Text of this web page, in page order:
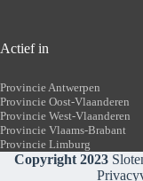
Actief in
Provincie Antwerpen
Provincie Oost-Vlaanderen
Provincie West-Vlaanderen
Provincie Vlaams-Brabant
Provincie Limburg
Copyright 2023